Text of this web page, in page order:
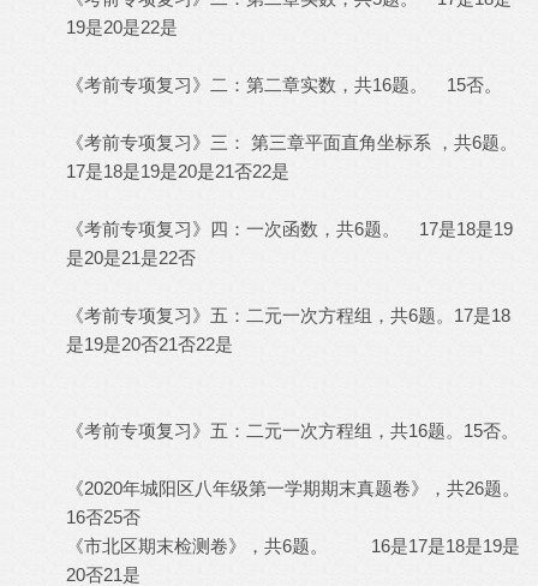
19是20是22是
《考前专项复习》二： 第二章实数，共16题。 15否。
《考前专项复习》 三：
第三章平面直角坐标系 ，共6题。
17是18是19是20是21否22是
《考前专项复习》 四：一次函数，共6题。 17是18是19
是20是21是22否
《考前专项复习》 五：二元一次方程组，共6题。17是18
是19是20否21否22是
《考前专项复习》 五：二元一次方程组，共16题。15否。
《2020年城阳区八年级第一学期期末真题卷》，共26题。
16否25否
《市北区期末检测卷》，共6题。 16是17是18是19是
20否21是